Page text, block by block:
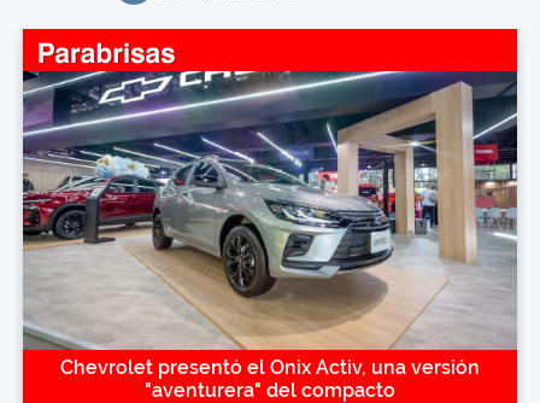
Chevrolet presentó el Onix Activ, una versión
"aventurera" del compacto